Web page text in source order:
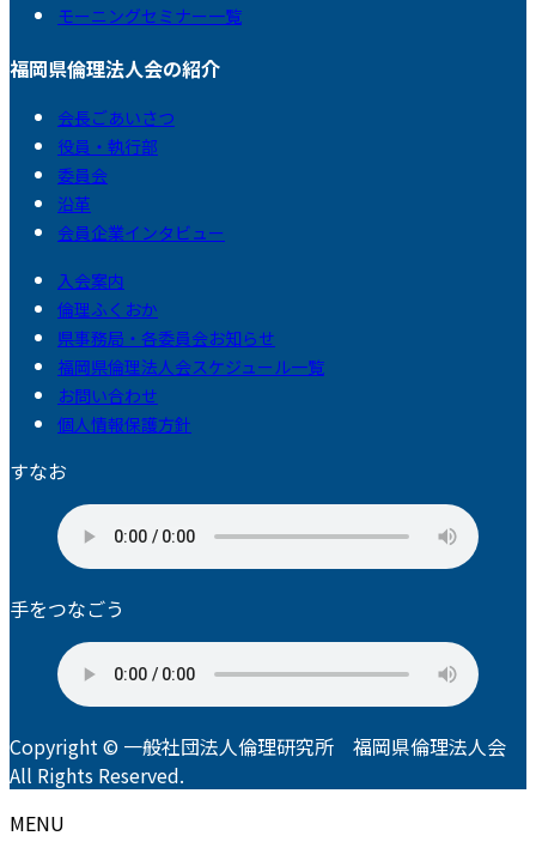
モーニングセミナー一覧
福岡県倫理法人会の紹介
会長ごあいさつ
役員・執行部
委員会
沿革
会員企業インタビュー
入会案内
倫理ふくおか
県事務局・各委員会お知らせ
福岡県倫理法人会スケジュール一覧
お問い合わせ
個人情報保護方針
すなお
手をつなごう
Copyright © 一般社団法人倫理研究所 福岡県倫理法人会
All Rights Reserved.
MENU